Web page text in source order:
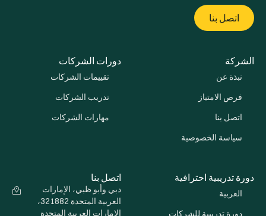
اتصل بنا
الشركة
نبذة عن
فرص الامتياز
اتصل بنا
سياسة الخصوصية
دورات الشركات
تقييمات الشركات
تدريب الشركات
مهارات الشركات
دورة تدريبية احترافية
العربية
دورة تدريبية للشركات
اتصل بنا
دبي وأبو ظبي، الإمارات
العربية المتحدة 321882،
الإمارات العربية المتحدة